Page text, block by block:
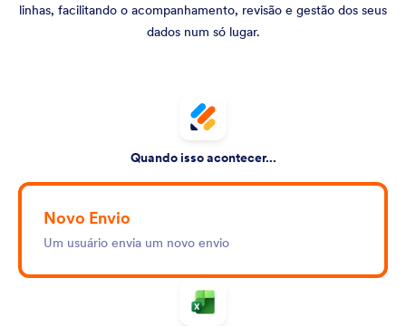
linhas, facilitando o acompanhamento, revisão e gestão dos seus
dados num só lugar.
Quando isso acontecer...
Novo Envio
Um usuário envia um novo envio